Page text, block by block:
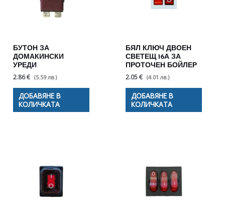
БУТОН ЗА
ДОМАКИНСКИ
УРЕДИ
2.86 € (5.59 лв.)
ДОБАВЯНЕ В
КОЛИЧКАТА
БЯЛ КЛЮЧ ДВОЕН
СВЕТЕЩ 16А ЗА
ПРОТОЧЕН БОЙЛЕР
2.05 € (4.01 лв.)
ДОБАВЯНЕ В
КОЛИЧКАТА